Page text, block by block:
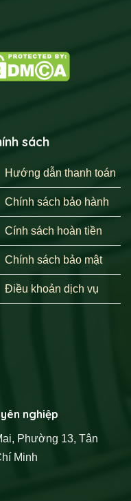
sách
Hướng dẫn thanh toán
Chính sách bảo hành
Cính sách hoàn tiền
Chính sách bảo mật
Điều khoản dịch vụ
nghiệp
Phường 13, Tân
Minh